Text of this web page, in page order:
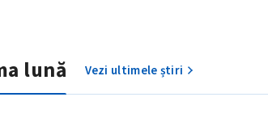
lună Vezi ultimele știri